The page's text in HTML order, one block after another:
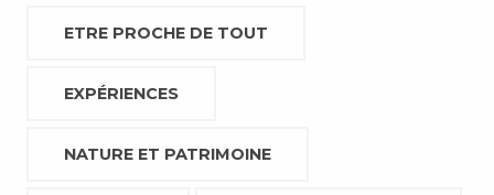
ETRE PROCHE DE TOUT
EXPÉRIENCES
NATURE ET PATRIMOINE